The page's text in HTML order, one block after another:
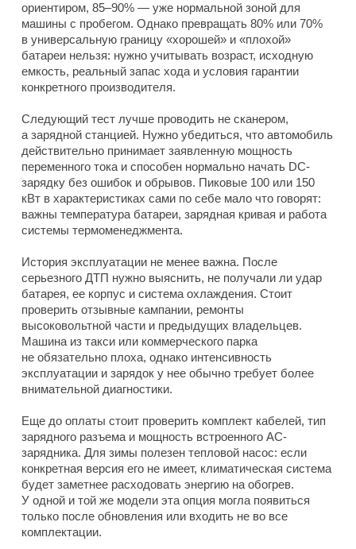
ориентиром, 85–90% — уже нормальной зоной для
машины с пробегом. Однако превращать 80% или 70%
в универсальную границу «хорошей» и «плохой»
батареи нельзя: нужно учитывать возраст, исходную
емкость, реальный запас хода и условия гарантии
конкретного производителя.
Следующий тест лучше проводить не сканером,
а зарядной станцией. Нужно убедиться, что автомобиль
действительно принимает заявленную мощность
переменного тока и способен нормально начать DC-
зарядку без ошибок и обрывов. Пиковые 100 или 150
кВт в характеристиках сами по себе мало что говорят:
важны температура батареи, зарядная кривая и работа
системы термоменеджмента.
История эксплуатации не менее важна. После
серьезного ДТП нужно выяснить, не получали ли удар
батарея, ее корпус и система охлаждения. Стоит
проверить отзывные кампании, ремонты
высоковольтной части и предыдущих владельцев.
Машина из такси или коммерческого парка
не обязательно плоха, однако интенсивность
эксплуатации и зарядок у нее обычно требует более
внимательной диагностики.
Еще до оплаты стоит проверить комплект кабелей, тип
зарядного разъема и мощность встроенного AC-
зарядника. Для зимы полезен тепловой насос: если
конкретная версия его не имеет, климатическая система
будет заметнее расходовать энергию на обогрев.
У одной и той же модели эта опция могла появиться
только после обновления или входить не во все
комплектации.